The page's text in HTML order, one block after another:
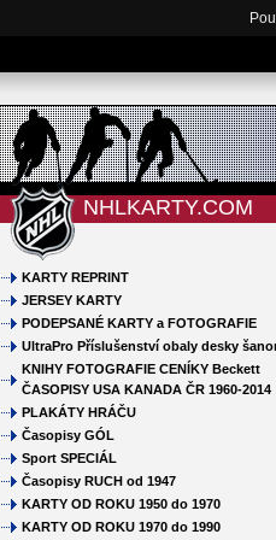
NHLKARTY.COM
KARTY REPRINT
JERSEY KARTY
PODEPSANÉ KARTY a FOTOGRAFIE
UltraPro Příslušenství obaly desky
KNIHY FOTOGRAFIE CENÍKY Beckett
ČASOPISY USA KANADA ČR 1960-2014
PLAKÁTY HRÁČU
Časopisy GÓL
Sport SPECIÁL
Časopisy RUCH od 1947
KARTY OD ROKU 1950 do 1970
KARTY OD ROKU 1970 do 1990